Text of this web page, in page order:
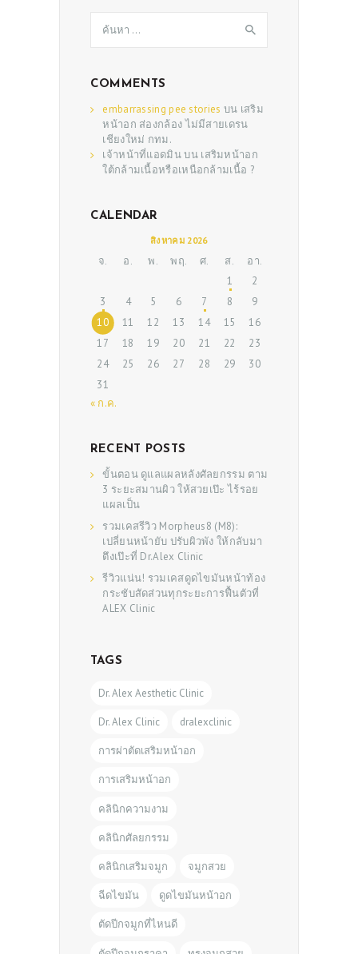
BEAUTY TIPS
PATIENT REVIEWS
PRE & POST CAUTIONS
CONSULT & RESERVATION
สำหรับ:
COMMENTS
embarrassing pee stories บน เสริม
หน้าอก ส่องกล้อง ไม่มีสายเดรน
เชียงใหม่ กทม.
เจ้าหน้าที่แอดมินบน เสริมหน้าอก
ใต้กล้ามเนื้อหรือเหนือกล้ามเนื้อ ?
CALENDAR
สิงหาคม 2026
จ. อ. พ. พฤ. ศ. ส. อา.
1
2
3
4 5 6 7 8
9
10
11 12 13 14 15
16
17
18 19 20 21 22
23
24
25 26 27 28 29
30
31
« ก.ค.
RECENT POSTS
ขั้นตอน ดูแลแผลหลังศัลยกรรม ตาม
3 ระยะสมานผิว ให้สวยเป๊ะ ไร้รอย
แผลเป็น
รวมเคสรีวิว Morpheus8 (M8):
เปลี่ยนหน้ายับ ปรับผิวพัง ให้กลับมา
ตึงเป๊ะที่ Dr.Alex Clinic
รีวิวแน่น! รวมเคสดูดไขมันหน้าท้อง
กระชับสัดส่วนทุกระยะการฟื้นตัวที่
ALEX Clinic
TAGS
Dr. Alex Aesthetic Clinic
Dr. Alex Clinic dralexclinic
การผ่าตัดเสริมหน้าอก
การเสริมหน้าอก
คลินิกความงาม
คลินิกศัลยกรรม
คลินิกเสริมจมูก จมูกสวย
ฉีดไขมัน ดูดไขมันหน้าอก
ตัดปีกจมูกที่ไหนดี